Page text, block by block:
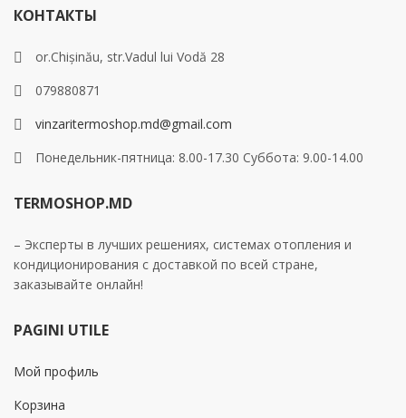
КОНТАКТЫ
or.Chișinău, str.Vadul lui Vodă 28
079880871
vinzaritermoshop.md@gmail.com
Понедельник-пятница: 8.00-17.30 Суббота: 9.00-14.00
TERMOSHOP.MD
– Эксперты в лучших решениях, системах отопления и
кондиционирования с доставкой по всей стране,
заказывайте онлайн!
PAGINI UTILE
Мой профиль
Корзина